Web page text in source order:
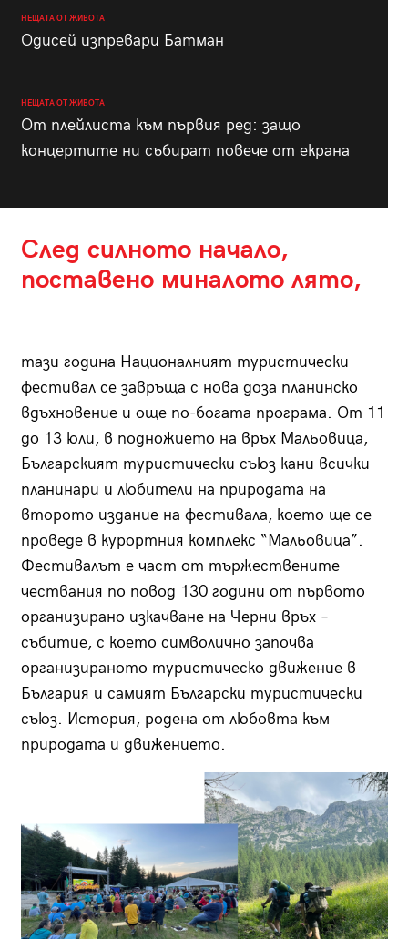
НЕЩАТА ОТ ЖИВОТА
Одисей изпревари Батман
НЕЩАТА ОТ ЖИВОТА
От плейлиста към първия ред: защо
концертите ни събират повече от екрана
След силното начало,
поставено миналото лято,
тази година Националният туристически
фестивал се завръща с нова доза планинско
вдъхновение и още по-богата програма. От 11
до 13 юли, в подножието на връх Мальовица,
Българският туристически съюз кани всички
планинари и любители на природата на
второто издание на фестивала, което ще се
проведе в курортния комплекс “Мальовица”.
Фестивалът е част от тържествените
чествания по повод 130 години от първото
организирано изкачване на Черни връх –
събитие, с което символично започва
организираното туристическо движение в
България и самият Български туристически
съюз. История, родена от любовта към
природата и движението.